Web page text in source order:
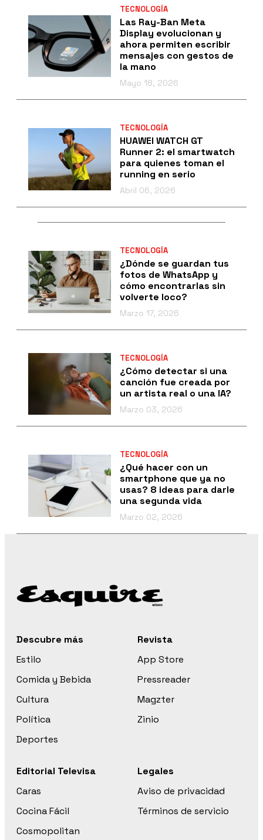
TECNOLOGÍA
Las Ray-Ban Meta
Display evolucionan y
ahora permiten escribir
mensajes con gestos de
la mano
Mayo 18, 2026
TECNOLOGÍA
HUAWEI WATCH GT
Runner 2: el smartwatch
para quienes toman el
running en serio
Abril 06, 2026
TECNOLOGÍA
¿Dónde se guardan tus
fotos de WhatsApp y
cómo encontrarlas sin
volverte loco?
Marzo 17, 2026
TECNOLOGÍA
¿Cómo detectar si una
canción fue creada por
un artista real o una IA?
Marzo 03, 2026
TECNOLOGÍA
¿Qué hacer con un
smartphone que ya no
usas? 8 ideas para darle
una segunda vida
Marzo 02, 2026
Descubre más
Estilo
Comida y Bebida
Cultura
Política
Deportes
Revista
App Store
Pressreader
Magzter
Zinio
Editorial Televisa
Caras
Cocina Fácil
Cosmopolitan
Legales
Aviso de privacidad
Términos de servicio